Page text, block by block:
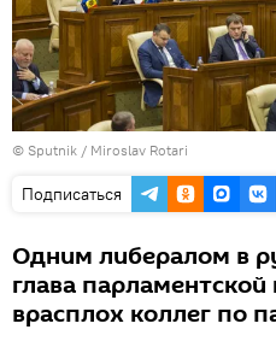
© Sputnik / Miroslav Rotari
Подписаться
Одним либералом в
глава парламентской
врасплох коллег по